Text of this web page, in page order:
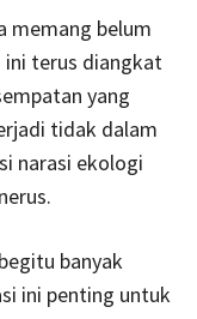
memang belum
ini terus diangkat
yang
tidak dalam
narasi ekologi
banyak
ini penting untuk